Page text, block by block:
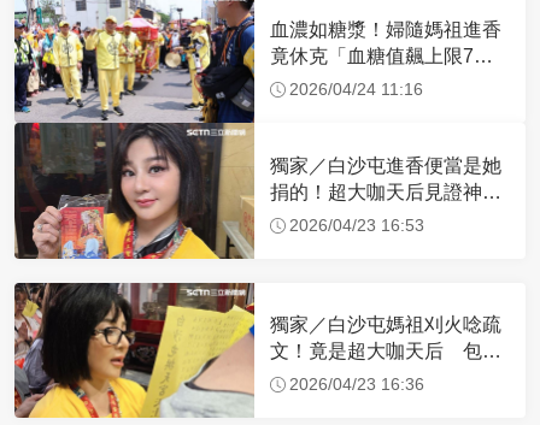
血濃如糖漿！婦隨媽祖進香
竟休克「血糖值飆上限7
倍」 醫曝原因
2026/04/24 11:16
獨家／白沙屯進香便當是她
捐的！超大咖天后見證神
蹟 一靠近媽祖就爆哭
2026/04/23 16:53
獨家／白沙屯媽祖刈火唸疏
文！竟是超大咖天后 包尿
布忍尿5小時不喊累
2026/04/23 16:36